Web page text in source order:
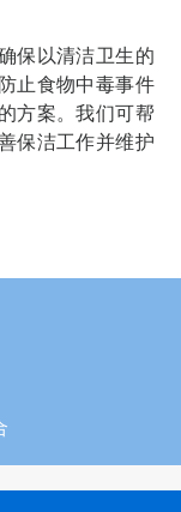
保以清洁卫生的
止食物中毒事件
方案。我们可帮
保洁工作并维护